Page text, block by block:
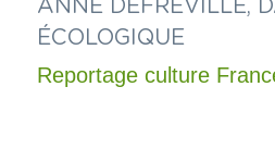
ANNE DEFRÉVILLE,
ÉCOLOGIQUE
Reportage culture